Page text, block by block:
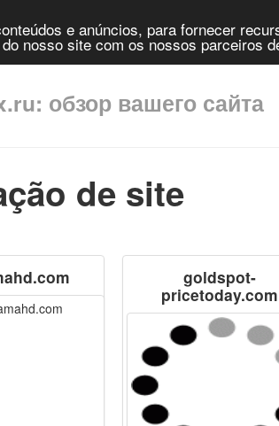
e anúncios, para fornecer
nosso site com os nossos parceiros
обзор вашего сайта
de site
goldspot-
pricetoday.com